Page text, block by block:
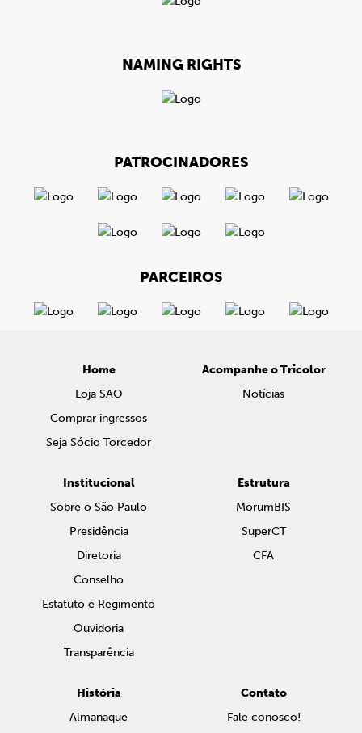
NAMING RIGHTS
PATROCINADORES
PARCEIROS
Home
Loja SAO
Comprar ingressos
Seja Sócio Torcedor
Acompanhe o Tricolor
Notícias
Institucional
Sobre o São Paulo
Presidência
Diretoria
Conselho
Estatuto e Regimento
Ouvidoria
Transparência
Estrutura
MorumBIS
SuperCT
CFA
História
Almanaque
Contato
Fale conosco!